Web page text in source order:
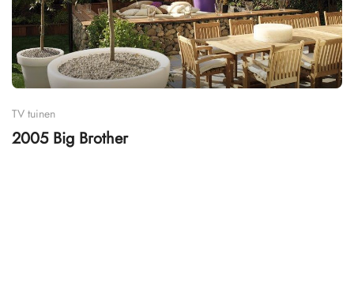
TV tuinen
2005 Big Brother